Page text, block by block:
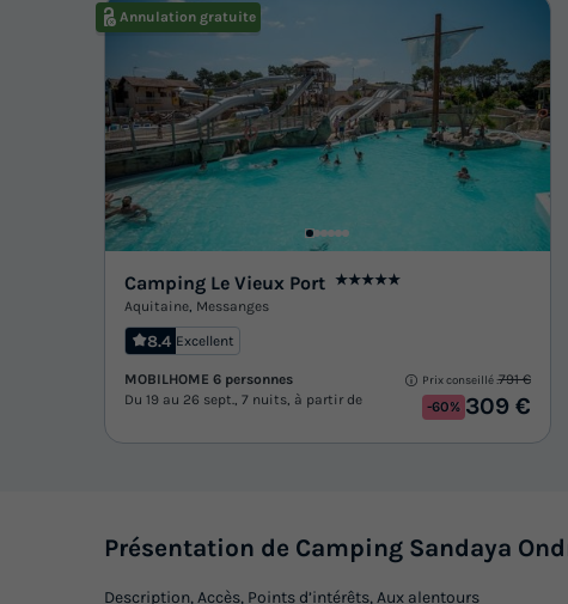
Annulation gratuite
Camping Le Vieux Port
★★★★★
Aquitaine, Messanges
8.4 Excellent
MOBILHOME 6 personnes
Du 19 au 26 sept., 7 nuits, à partir de
Prix conseillé :791 €
-60% 309 €
Présentation de Camping Sandaya
Description, Accès, Points d’intérêts, Aux alentours